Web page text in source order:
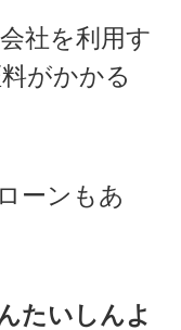
社を利用す
がかかる
ーンもあ
たいしんよ